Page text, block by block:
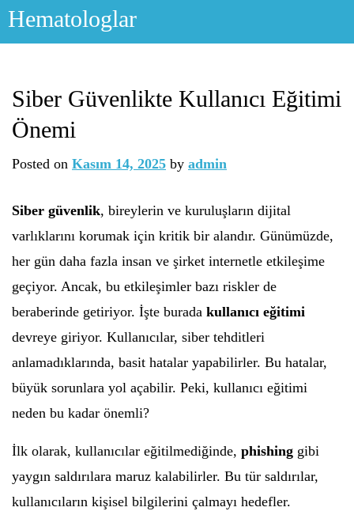
Skip
Hematologlar
Siber Güvenlikte Kullanıcı Eğitimi
Önemi
Posted on Kasım 14, 2025 by admin
Siber güvenlik, bireylerin ve kuruluşların dijital
varlıklarını korumak için kritik bir alandır. Günümüzde,
her gün daha fazla insan ve şirket internetle etkileşime
geçiyor. Ancak, bu etkileşimler bazı riskler de
beraberinde getiriyor. İşte burada kullanıcı eğitimi
devreye giriyor. Kullanıcılar, siber tehditleri
anlamadıklarında, basit hatalar yapabilirler. Bu hatalar,
büyük sorunlara yol açabilir. Peki, kullanıcı eğitimi
neden bu kadar önemli?
İlk olarak, kullanıcılar eğitilmediğinde, phishing gibi
yaygın saldırılara maruz kalabilirler. Bu tür saldırılar,
kullanıcıların kişisel bilgilerini çalmayı hedefler.